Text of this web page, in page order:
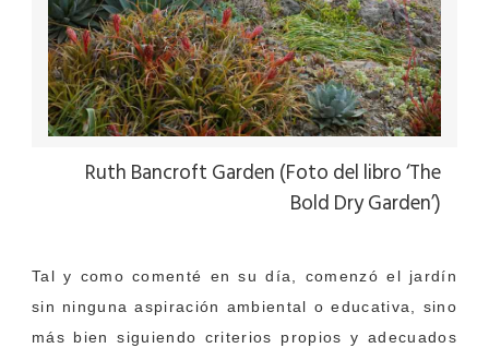
Ruth Bancroft Garden (Foto del libro ‘The
Bold Dry Garden’)
Tal y como comenté en su día, comenzó el jardín
sin ninguna aspiración ambiental o educativa, sino
más bien siguiendo criterios propios y adecuados